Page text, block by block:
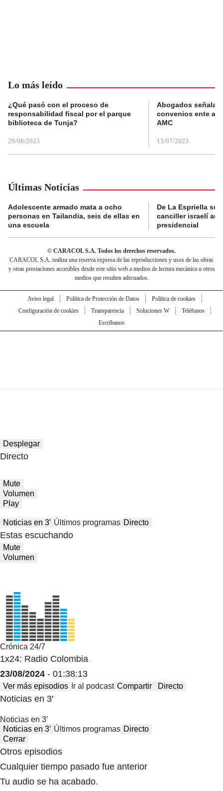
Lo más leído
¿Qué pasó con el proceso de
responsabilidad fiscal por el parque
biblioteca de Tunja?
29/08/2023
Abogados
convenios ente
AMC
13/07/2023
Últimas Noticias
Adolescente armado mata a ocho
personas en Tailandia, seis de ellas en
una escuela
De La Espriella se
canciller israelí
presidencial
© CARACOL S.A. Todos los derechos reservados.
CARACOL S.A. realiza una reserva expresa de las reproducciones y usos de las obras
y otras prestaciones accesibles desde este sitio web a medios de lectura mecánica u otros
medios que resulten adecuados.
Aviso legal Política de Protección de Datos
Política de cookies
Configuración de cookies
Transparencia Soluciones W
Teléfonos
Escríbanos
Desplegar
Directo
Mute
Volumen
Play
Noticias en 3′ Últimos programas Directo
Estas escuchando
Mute
Volumen
Crónica 24/7
1x24: Radio Colombia
23/08/2024 - 01:38:13
Ver más episodios Ir al podcast Compartir Directo
Noticias en 3′
Noticias en 3′
Noticias en 3′ Últimos programas Directo
Cerrar
Otros episodios
Cualquier tiempo pasado fue anterior
Tu audio se ha acabado.